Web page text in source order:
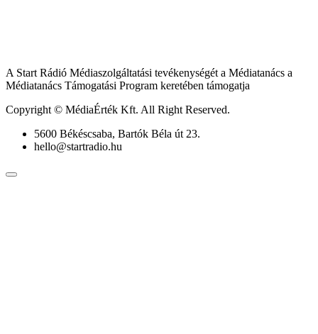
A Start Rádió Médiaszolgáltatási tevékenységét a Médiatanács a
Médiatanács Támogatási Program keretében támogatja
Copyright © MédiaÉrték Kft. All Right Reserved.
5600 Békéscsaba, Bartók Béla út 23.
hello@startradio.hu